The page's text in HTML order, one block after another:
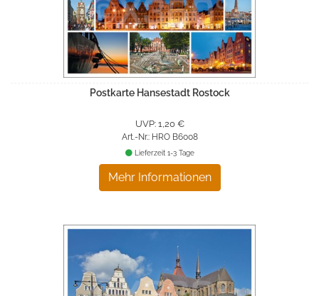
Postkarte Hansestadt Rostock
UVP: 1,20 €
Art.-Nr.: HRO B6008
Mehr Informationen
Lieferzeit 1-3 Tage